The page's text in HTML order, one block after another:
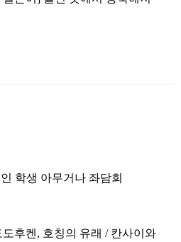
학생 아무거나 좌담회
후켄, 호칭의 유래 / 칸사이와